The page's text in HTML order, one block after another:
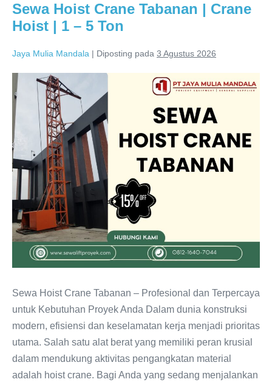
Sewa Hoist Crane Tabanan | Crane
Hoist | 1 – 5 Ton
Jaya Mulia Mandala | Diposting pada 3 Agustus 2026
Sewa Hoist Crane Tabanan – Profesional dan Terpercaya
untuk Kebutuhan Proyek Anda Dalam dunia konstruksi
modern, efisiensi dan keselamatan kerja menjadi prioritas
utama. Salah satu alat berat yang memiliki peran krusial
dalam mendukung aktivitas pengangkatan material
adalah hoist crane. Bagi Anda yang sedang menjalankan